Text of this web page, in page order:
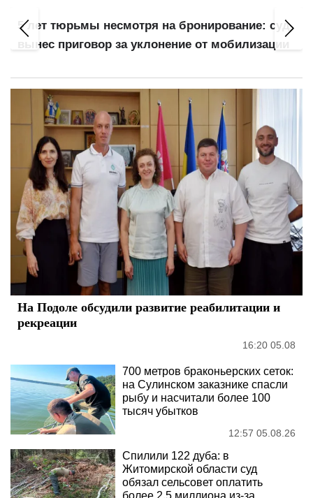
5 лет тюрьмы несмотря на бронирование: суд
вынес приговор за уклонение от мобилизации
На Подоле обсудили развитие реабилитации и
рекреации
16:20 05.08
700 метров браконьерских сеток:
на Сулинском заказнике спасли
рыбу и насчитали более 100
тысяч убытков
12:57 05.08.26
Спилили 122 дуба: в
Житомирской области суд
обязал сельсовет оплатить